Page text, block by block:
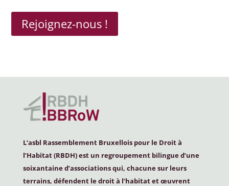
Rejoignez-nous !
L’asbl Rassemblement Bruxellois pour le Droit à
l’Habitat (RBDH) est un regroupement bilingue d’une
soixantaine d’associations qui, chacune sur leurs
terrains, défendent le droit à l’habitat et œuvrent